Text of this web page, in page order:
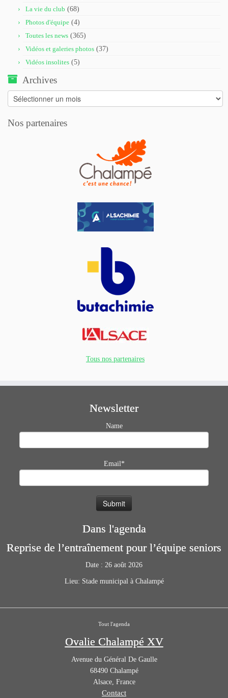
La vie du club (68)
Photos d'équipe (4)
Toutes les news (365)
Vidéos et galeries photos (37)
Vidéos insolites (5)
Archives
Archives
Nos partenaires
Tous nos partenaires
Newsletter
Name
Email*
Dans l'agenda
Reprise de l’entraînement pour l’équipe seniors
Date : 26 août 2026
Lieu: Stade municipal à Chalampé
Tout l'agenda
Ovalie Chalampé XV
Avenue du Général De Gaulle
68490 Chalampé
Alsace, France
Contact